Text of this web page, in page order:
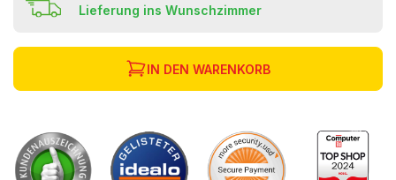
Lieferung ins Wunschzimmer
IN DEN WARENKORB